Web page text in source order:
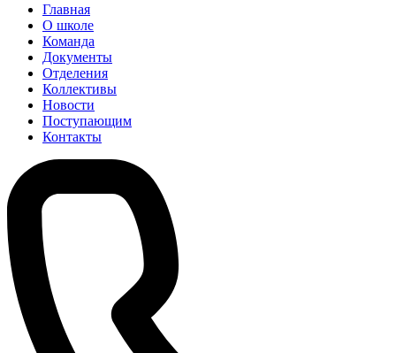
Главная
О школе
Команда
Документы
Отделения
Коллективы
Новости
Поступающим
Контакты